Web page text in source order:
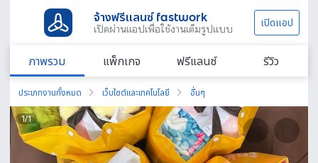
จ้างฟรีแลนซ์ fastwork
เปิดผ่านแอปเพื่อใช้งานเต็มรูปแบบ เปิดแอป
ภาพรวม แพ็กเกจ ฟรีแลนซ์ รีวิว
ประเภทงานทั้งหมด เว็บไซต์และเทคโนโลยี อื่นๆ
1/1